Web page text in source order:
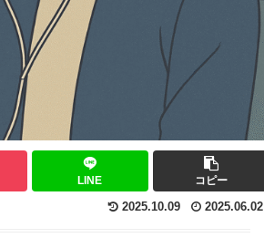
LINE コピー
2025.10.09 2025.06.02